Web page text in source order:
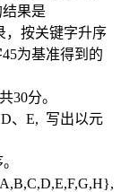
结果是
，按关键字升序
为基准得到的
30分。
、E, 写出以元